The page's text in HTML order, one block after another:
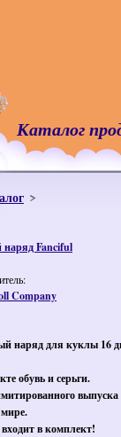
Каталог
наряд Fanciful
Company
наряд для куклы 16
обувь и серьги.
выпуска
в комплект!